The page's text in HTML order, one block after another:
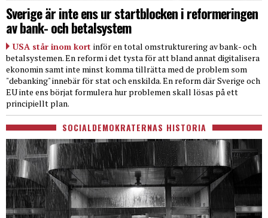
Sverige är inte ens ur startblocken i reformeringen
av bank- och betalsystem
USA står inom kort inför en total omstrukturering av bank- och
betalsystemen. En reform i det tysta för att bland annat digitalisera
ekonomin samt inte minst komma tillrätta med de problem som
"debanking" innebär för stat och enskilda. En reform där Sverige och
EU inte ens börjat formulera hur problemen skall lösas på ett
principiellt plan.
SOCIALDEMOKRATERNAS HISTORIA